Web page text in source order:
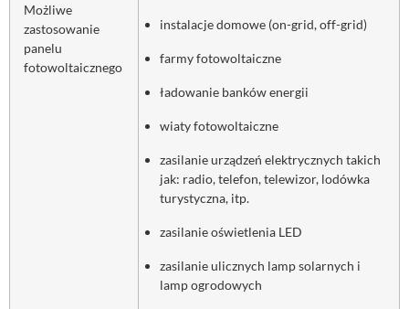
Możliwe
zastosowanie
panelu
fotowoltaicznego
instalacje domowe (on-grid, off-grid)
farmy fotowoltaiczne
ładowanie banków energii
wiaty fotowoltaiczne
zasilanie urządzeń elektrycznych takich
jak: radio, telefon, telewizor, lodówka
turystyczna, itp.
zasilanie oświetlenia LED
zasilanie ulicznych lamp solarnych i
lamp ogrodowych